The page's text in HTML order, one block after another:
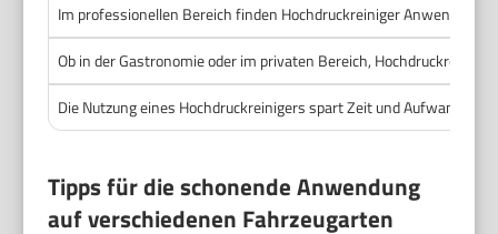
Im professionellen Bereich finden Hochdruckreiniger
Ob in der Gastronomie oder im privaten Bereich,
Die Nutzung eines Hochdruckreinigers spart Zeit und Aufwand
Tipps für die schonende Anwendung
auf verschiedenen Fahrzeugarten